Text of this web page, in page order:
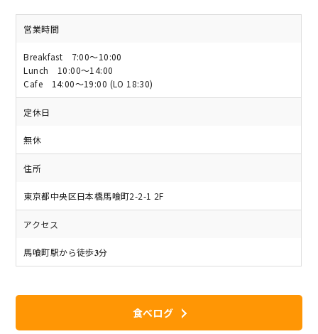
営業時間
Breakfast 7:00～10:00
Lunch 10:00～14:00
Cafe 14:00～19:00 (LO 18:30)
定休日
無休
住所
東京都中央区日本橋馬喰町2-2-1 2F
アクセス
馬喰町駅から徒歩𝟑分
食べログ